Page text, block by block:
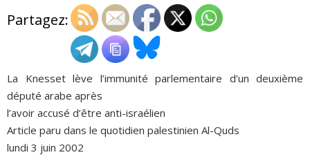
QUI SOMMES-NOUS ?
ADHÉSIONS, DONS, CONTACT
Partagez:
La Knesset lève l’immunité parlementaire d’un deuxième
député arabe après
l’avoir accusé d’être anti-israélien
Article paru dans le quotidien palestinien Al-Quds
lundi 3 juin 2002